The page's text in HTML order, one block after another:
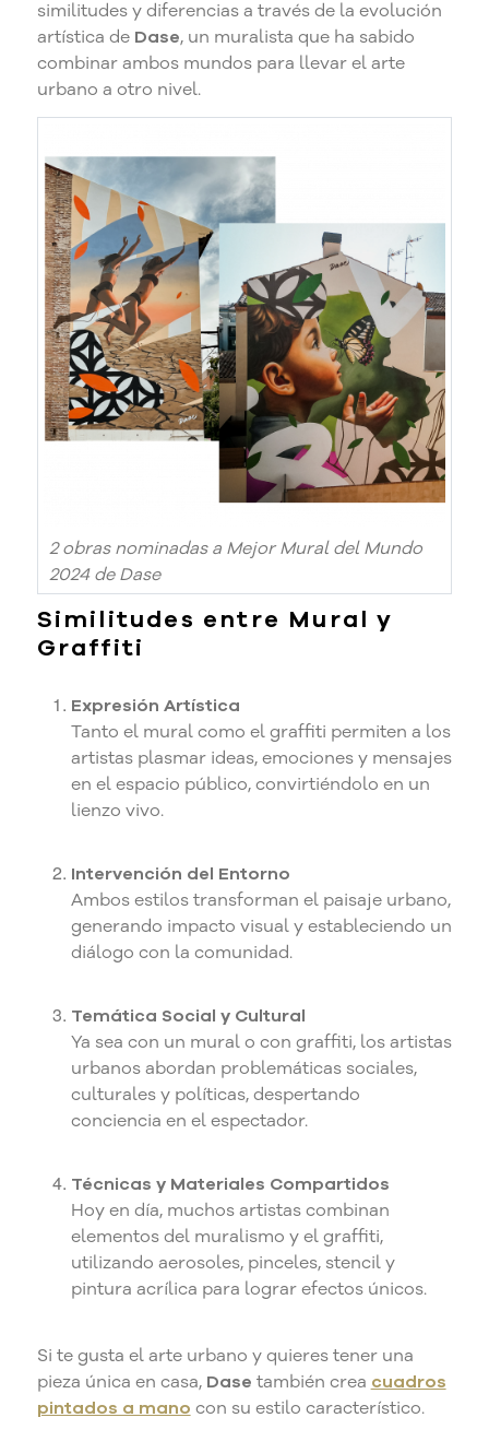
similitudes y diferencias a través de la evolución
artística de Dase, un muralista que ha sabido
combinar ambos mundos para llevar el arte
urbano a otro nivel.
2 obras nominadas a Mejor Mural del Mundo
2024 de Dase
Similitudes entre Mural y
Graffiti
Expresión Artística
Tanto el mural como el graffiti permiten a los
artistas plasmar ideas, emociones y mensajes
en el espacio público, convirtiéndolo en un
lienzo vivo.
Intervención del Entorno
Ambos estilos transforman el paisaje urbano,
generando impacto visual y estableciendo un
diálogo con la comunidad.
Temática Social y Cultural
Ya sea con un mural o con graffiti, los artistas
urbanos abordan problemáticas sociales,
culturales y políticas, despertando
conciencia en el espectador.
Técnicas y Materiales Compartidos
Hoy en día, muchos artistas combinan
elementos del muralismo y el graffiti,
utilizando aerosoles, pinceles, stencil y
pintura acrílica para lograr efectos únicos.
Si te gusta el arte urbano y quieres tener una
pieza única en casa, Dase también crea cuadros
pintados a mano con su estilo característico.